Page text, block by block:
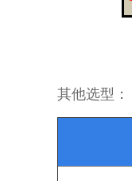
其他选型：